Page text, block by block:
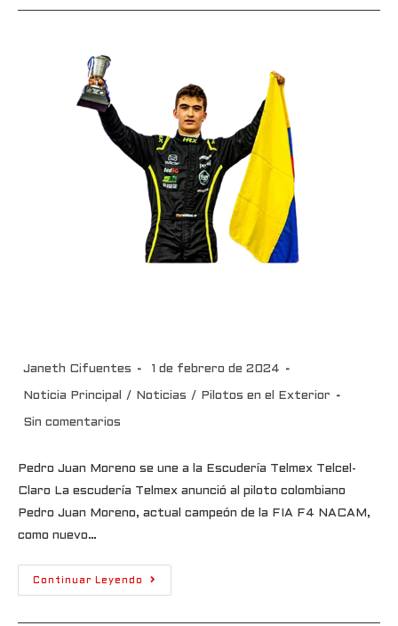
Janeth Cifuentes 1 de febrero de 2024
Noticia Principal / Noticias / Pilotos en el Exterior
Sin comentarios
Pedro Juan Moreno se une a la Escudería Telmex Telcel-
Claro La escudería Telmex anunció al piloto colombiano
Pedro Juan Moreno, actual campeón de la FIA F4 NACAM,
como nuevo…
Continuar Leyendo